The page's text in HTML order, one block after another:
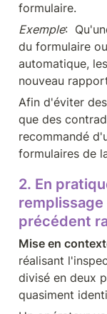
formulaire.
Exemple:
du formulaire
automatique,
nouveau
Afin d'éviter
que des
recommandé
formulaires de
2. En
précédent
Mise en
réalisant
divisé en deux
quasiment